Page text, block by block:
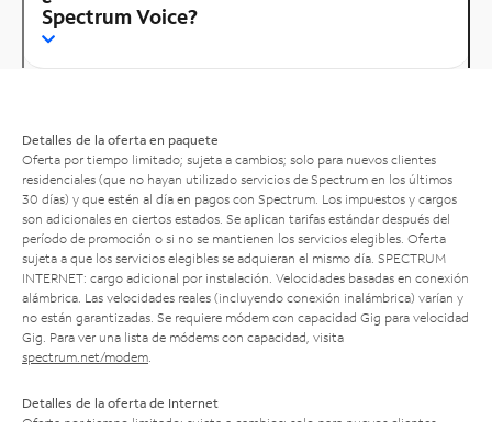
Spectrum Voice?
Detalles de la oferta en paquete
Oferta por tiempo limitado; sujeta a cambios; solo para nuevos clientes
residenciales (que no hayan utilizado servicios de Spectrum en los últimos
30 días) y que estén al día en pagos con Spectrum. Los impuestos y cargos
son adicionales en ciertos estados. Se aplican tarifas estándar después del
período de promoción o si no se mantienen los servicios elegibles. Oferta
sujeta a que los servicios elegibles se adquieran el mismo día. SPECTRUM
INTERNET: cargo adicional por instalación. Velocidades basadas en conexión
alámbrica. Las velocidades reales (incluyendo conexión inalámbrica) varían y
no están garantizadas. Se requiere módem con capacidad Gig para velocidad
Gig. Para ver una lista de módems con capacidad, visita
spectrum.net/modem
Detalles de la oferta de Internet